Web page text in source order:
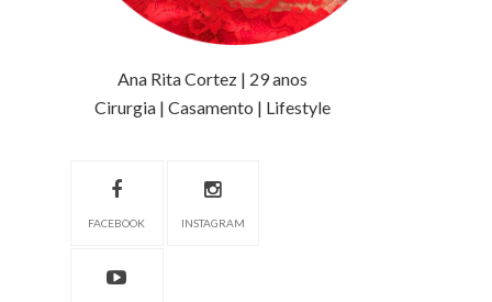
Ana Rita Cortez | 29 anos
Cirurgia | Casamento | Lifestyle
FACEBOOK INSTAGRAM